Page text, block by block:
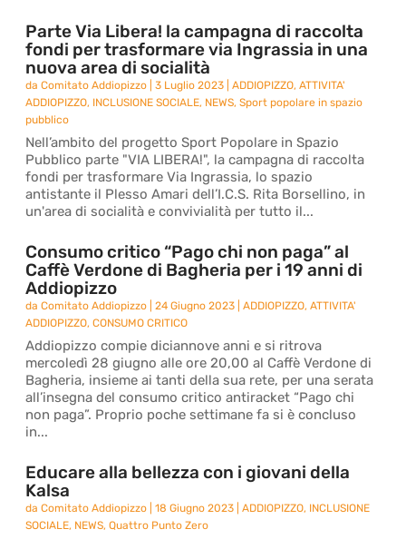
Parte Via Libera! la campagna di raccolta
fondi per trasformare via Ingrassia in una
nuova area di socialità
daComitato Addiopizzo |3 Luglio 2023 |ADDIOPIZZO,ATTIVITA'
ADDIOPIZZO, INCLUSIONE SOCIALE, NEWS,Sport popolare in spazio
pubblico
Nell’ambito del progetto Sport Popolare in Spazio
Pubblico parte "VIA LIBERA!", la campagna di raccolta
fondi per trasformare Via Ingrassia, lo spazio
antistante il Plesso Amari dell’I.C.S. Rita Borsellino, in
un'area di socialità e convivialità per tutto il...
Consumo critico “Pago chi non paga” al
Caffè Verdone di Bagheria per i 19 anni di
Addiopizzo
daComitato Addiopizzo |24 Giugno 2023 |ADDIOPIZZO,ATTIVITA'
ADDIOPIZZO,CONSUMO CRITICO
Addiopizzo compie diciannove anni e si ritrova
mercoledì 28 giugno alle ore 20,00 al Caffè Verdone di
Bagheria, insieme ai tanti della sua rete, per una serata
all’insegna del consumo critico antiracket “Pago chi
non paga”. Proprio poche settimane fa si è concluso
in...
Educare alla bellezza con i giovani della
Kalsa
daComitato Addiopizzo |18 Giugno 2023 |ADDIOPIZZO, INCLUSIONE
SOCIALE, NEWS,Quattro Punto Zero